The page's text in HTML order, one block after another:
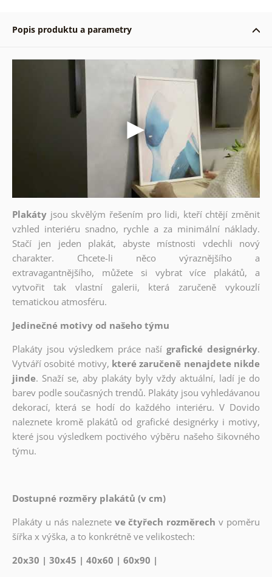
Popis produktu a parametry
Plakáty jsou skvělým řešením pro lidi, kteří chtějí změnit
vzhled interiéru snadno, rychle a za minimální náklady.
Stačí jen jeden plakát, abyste místnosti vdechli nový
charakter. Chcete-li něco výraznějšího a
extravagantnějšího, můžete si vybrat více plakátů, a
vytvořit tak vlastní galerii, která zaručeně vykouzlí
tematickou atmosféru.
Jedinečné motivy od našeho týmu
Plakáty jsou výsledkem práce naší grafické designérky.
Vytváří osobité motivy, které zaručeně nenajdete nikde
jinde. Snaží se, aby plakáty byly vždy aktuální, ladí je do
barev podle současných trendů. Plakáty jsou vyhledávanou
dekorací, která se hodí do každého interiéru. V Dovido
naleznete kromě plakátů od grafické designérky i motivy,
které jsou výsledkem poctivého výběru našeho šikovného
týmu.
Dostupné rozměry plakátů (v cm)
Plakáty u nás naleznete ve čtyřech rozměrech v poměru
šířka x výška, a to konkrétně ve velikostech:
20x30 | 30x45 | 40x60 | 60x90 |